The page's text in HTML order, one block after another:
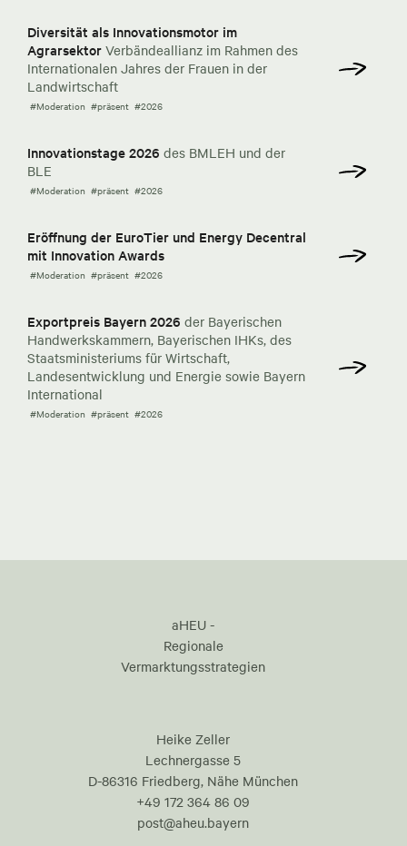
Diversität als Innovationsmotor im
Agrarsektor Verbändeallianz im Rahmen des
Internationalen Jahres der Frauen in der
Landwirtschaft
#Moderation #präsent #2026
Innovationstage 2026 des BMLEH und der
BLE
#Moderation #präsent #2026
Eröffnung der EuroTier und Energy Decentral
mit Innovation Awards
#Moderation #präsent #2026
Exportpreis Bayern 2026 der Bayerischen
Handwerkskammern, Bayerischen IHKs, des
Staatsministeriums für Wirtschaft,
Landesentwicklung und Energie sowie Bayern
International
#Moderation #präsent #2026
aHEU -
Regionale
Vermarktungsstrategien
Heike Zeller
Lechnergasse 5
D-86316 Friedberg, Nähe München
+49 172 364 86 09
post@aheu.bayern